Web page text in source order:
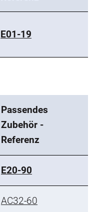
E01-19
Passendes
Zubehör -
Referenz
E20-90
AC32-60